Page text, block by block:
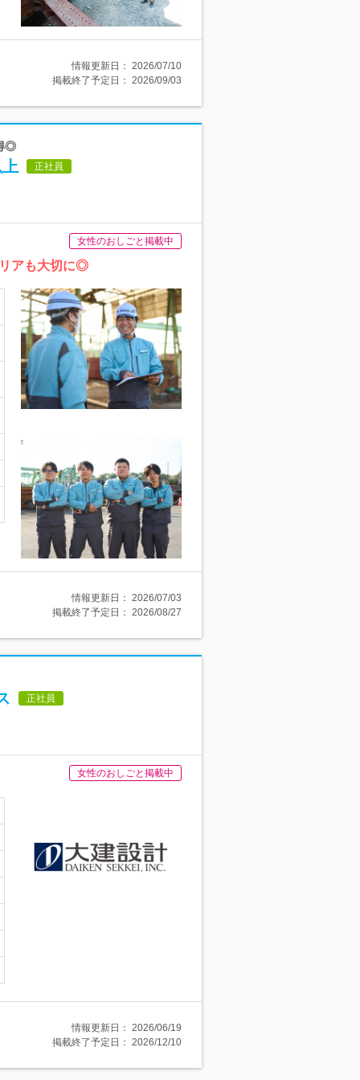
情報更新日： 2026/07/10
掲載終了予定日： 2026/09/03
◎
正社員
女性のおしごと掲載中
アも大切に◎
情報更新日： 2026/07/03
掲載終了予定日： 2026/08/27
正社員
女性のおしごと掲載中
情報更新日： 2026/06/19
掲載終了予定日： 2026/12/10